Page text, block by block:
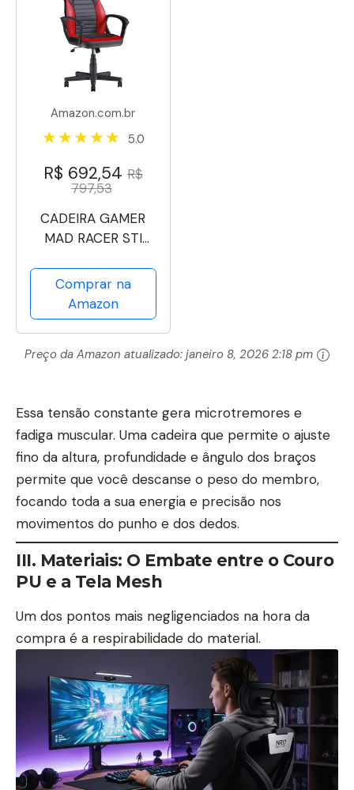
Amazon.com.br
5.0
R$ 692,54R$
797,53
CADEIRA GAMER
MAD RACER STI
VERMELHA –
MRSTIR10VL –
PCYES
Comprar na
Amazon
Preço da Amazon atualizado:janeiro 8, 2026 2:18 pm
Essa tensão constante gera microtremores e
fadiga muscular. Uma cadeira que permite o ajuste
fino da altura, profundidade e ângulo dos braços
permite que você descanse o peso do membro,
focando toda a sua energia e precisão nos
movimentos do punho e dos dedos.
III. Materiais: O Embate entre o Couro
PU e a Tela Mesh
Um dos pontos mais negligenciados na hora da
compra é a respirabilidade do material.